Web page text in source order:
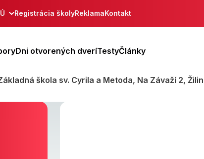
Registrácia školyReklamaKontakt
Dni otvorených dveríTestyČlánky
škola sv. Cyrila a Metoda, Na Závaží 2,